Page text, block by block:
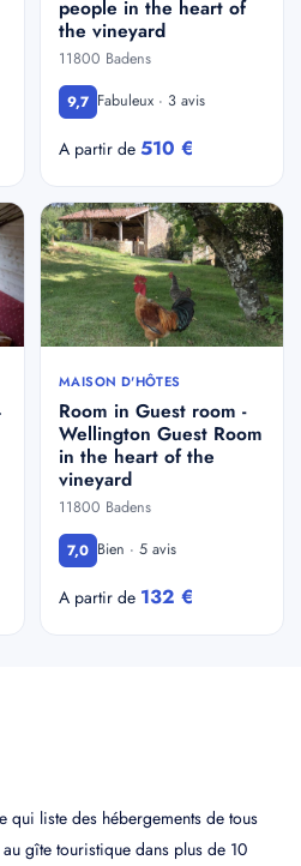
people in the heart of
the vineyard
11800 Badens
9,7 Fabuleux · 3 avis
A partir de 510 €
MAISON D'HÔTES
Room in Guest room -
Wellington Guest Room
in the heart of the
vineyard
11800 Badens
7,0 Bien · 5 avis
A partir de 132 €
qui liste des hébergements de tous
gîte touristique dans plus de 10